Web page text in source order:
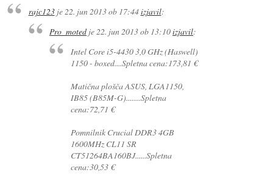
rajc123je22. jun 2013 ob 17:44izjavil:
Pro_motedje22. jun 2013 ob 13:10izjavil:
Intel Core i5-4430 3,0 GHz (Haswell)
1150 - boxed....Spletna cena:173,81 €
Matična plošča ASUS, LGA1150,
IB85 (B85M-G)........Spletna
cena:72,71 €
Pomnilnik Crucial DDR3 4GB
1600MHz CL11 SR
CT51264BA160BJ......Spletna
cena:30,53 €